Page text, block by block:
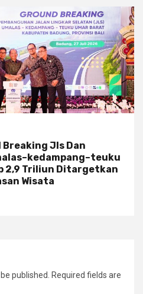
Breaking Jls Dan
2,9 Triliun Ditargetkan
Wisata
published. Required fields are